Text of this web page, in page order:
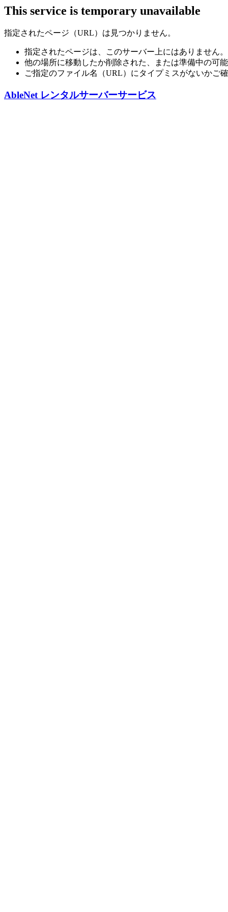
This service is temporary unavailable
指定されたページ（URL）は見つかりません。
指定されたページは、このサーバー上にはありません。
他の場所に移動したか削除された、または準備中の可
ご指定のファイル名（URL）にタイプミスがないかご
AbleNet レンタルサーバーサービス